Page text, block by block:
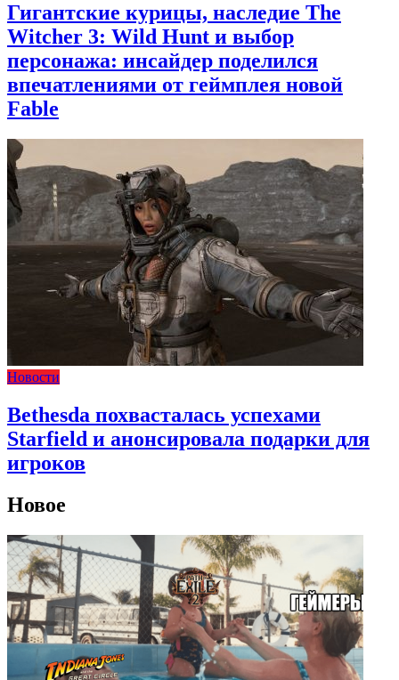
Гигантские курицы, наследие The
Witcher 3: Wild Hunt и выбор
персонажа: инсайдер поделился
впечатлениями от геймплея новой
Fable
Новости
Bethesda похвасталась успехами
Starfield и анонсировала подарки для
игроков
Новое